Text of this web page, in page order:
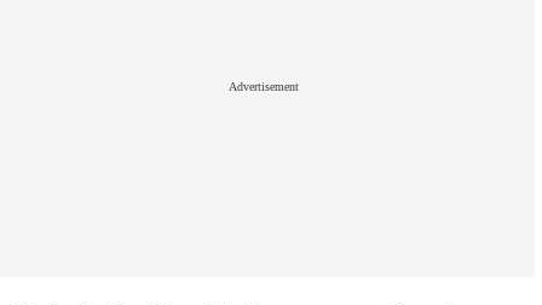
Advertisement